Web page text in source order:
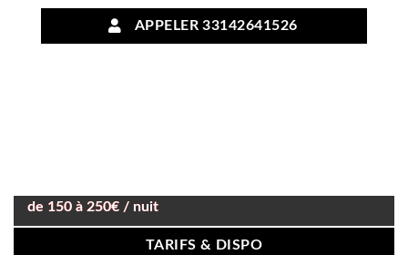
APPELER 33142641526
de 150 à 250€ / nuit
TARIFS & DISPO